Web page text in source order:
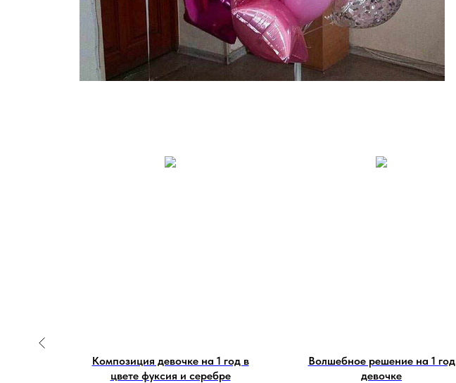
Композиция девочке на 1 год в
цвете фуксия и серебре
Волшебное решение на 1 год
девочке